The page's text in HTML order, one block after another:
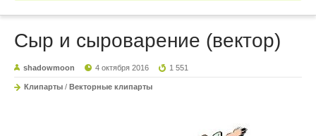
Сыр и сыроварение (вектор)
shadowmoon 4 октября 2016 1 551
Клипарты / Векторные клипарты